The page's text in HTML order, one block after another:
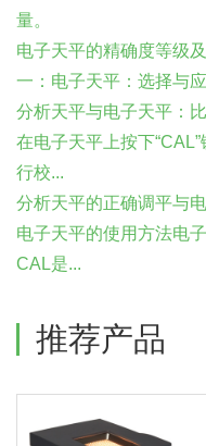
量。
电子天平的精确度等级
一：电子天平：选择与
分析天平与电子天平：
在电子天平上按下
行校...
分析天平的正确调平与
电子天平的使用方法电
CAL是...
推荐产品